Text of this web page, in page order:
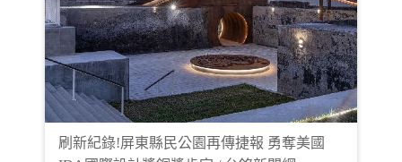
刷新紀錄!屏東縣民公園再傳捷報 勇奪美國